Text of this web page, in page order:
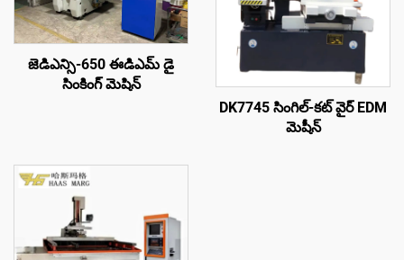
జెడిఎన్సి-650 ఈడిఎమ్ డై
సింకింగ్ మెషిన్
DK7745 సింగిల్-కట్ వైర్ EDM
మెషీన్